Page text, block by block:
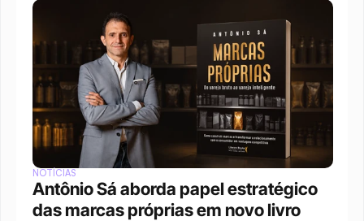
NOTÍCIAS
Antônio Sá aborda papel estratégico
das marcas próprias em novo livro